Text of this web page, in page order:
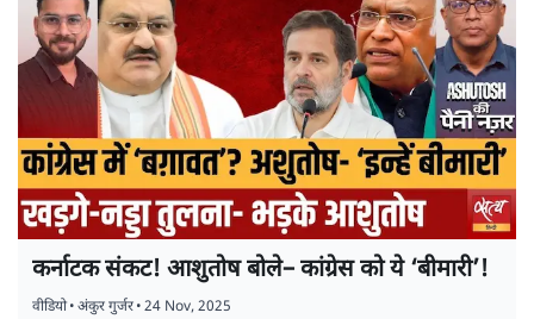
कर्नाटक संकट! आशुतोष बोले– कांग्रेस को ये ‘बीमारी’!
वीडियो•अंकुर गुर्जर•24 Nov, 2025